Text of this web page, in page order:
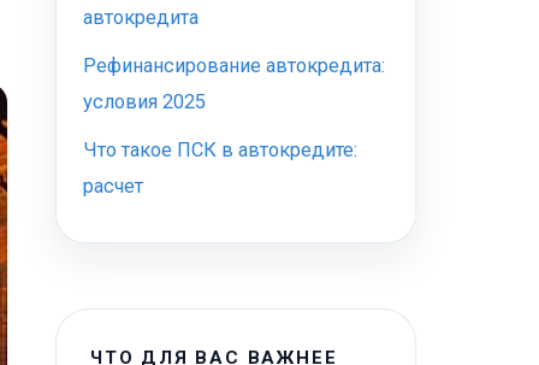
автокредита
Рефинансирование автокредита:
условия 2025
Что такое ПСК в автокредите:
расчет
ЧТО ДЛЯ ВАС ВАЖНЕЕ